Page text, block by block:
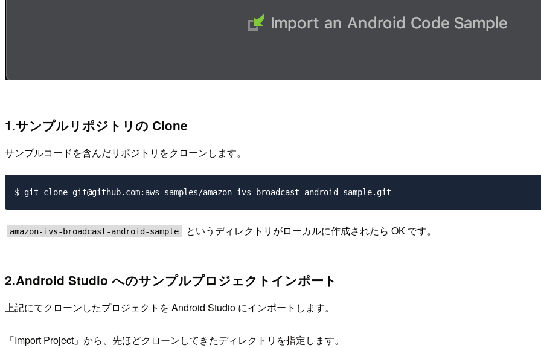
1.サンプルリポジトリの Clone
サンプルコードを含んだリポジトリをクローンします。
amazon-ivs-broadcast-android-sample というディレクトリがローカルに作成されたら OK です。
2.Android Studio へのサンプルプロジェクトインポート
上記にてクローンしたプロジェクトを Android Studio にインポートします。
「Import Project」から、先ほどクローンしてきたディレクトリを指定します。